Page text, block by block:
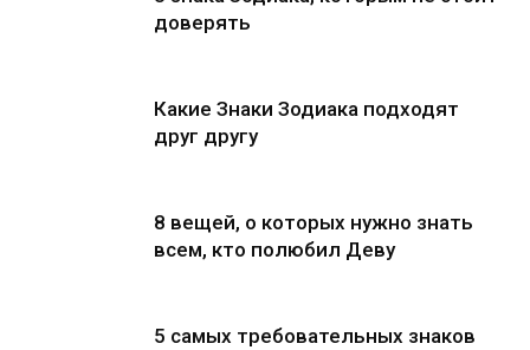
доверять
Какие Знаки Зодиака подходят
друг другу
8 вещей, о которых нужно знать
всем, кто полюбил Деву
5 самых требовательных знаков